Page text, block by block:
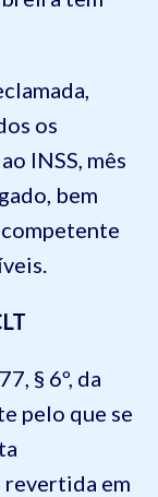
os
INSS, mês
bem
§ 6º, da
pelo que se
revertida em